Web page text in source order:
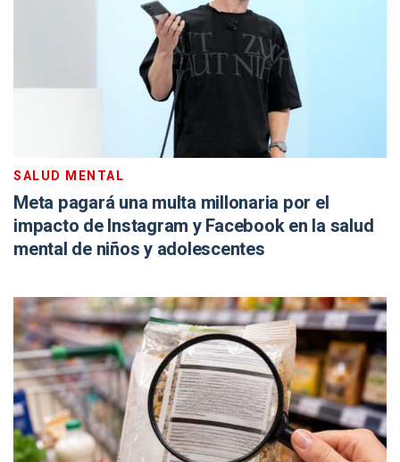
SALUD MENTAL
Meta pagará una multa millonaria por el
impacto de Instagram y Facebook en la salud
mental de niños y adolescentes